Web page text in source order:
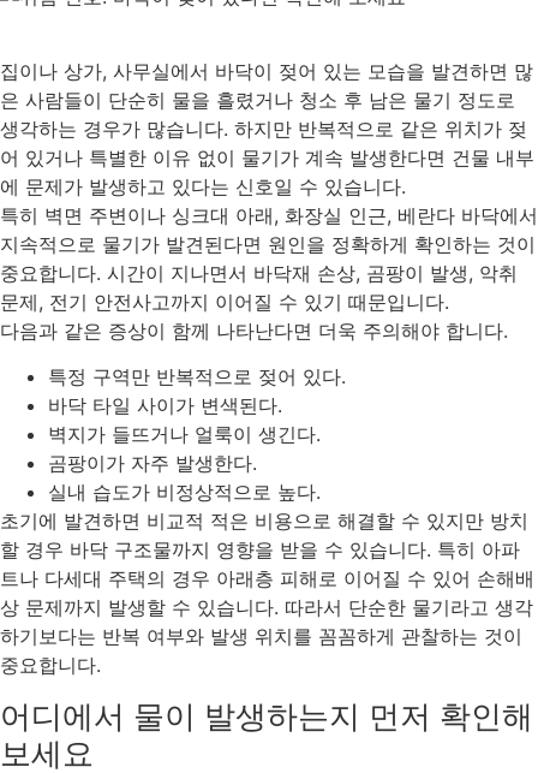
집이나 상가, 사무실에서 바닥이 젖어 있는 모습을 발견하면 많
은 사람들이 단순히 물을 흘렸거나 청소 후 남은 물기 정도로
생각하는 경우가 많습니다. 하지만 반복적으로 같은 위치가 젖
어 있거나 특별한 이유 없이 물기가 계속 발생한다면 건물 내부
에 문제가 발생하고 있다는 신호일 수 있습니다.
특히 벽면 주변이나 싱크대 아래, 화장실 인근, 베란다 바닥에서
지속적으로 물기가 발견된다면 원인을 정확하게 확인하는 것이
중요합니다. 시간이 지나면서 바닥재 손상, 곰팡이 발생, 악취
문제, 전기 안전사고까지 이어질 수 있기 때문입니다.
다음과 같은 증상이 함께 나타난다면 더욱 주의해야 합니다.
특정 구역만 반복적으로 젖어 있다.
바닥 타일 사이가 변색된다.
벽지가 들뜨거나 얼룩이 생긴다.
곰팡이가 자주 발생한다.
실내 습도가 비정상적으로 높다.
초기에 발견하면 비교적 적은 비용으로 해결할 수 있지만 방치
할 경우 바닥 구조물까지 영향을 받을 수 있습니다. 특히 아파
트나 다세대 주택의 경우 아래층 피해로 이어질 수 있어 손해배
상 문제까지 발생할 수 있습니다. 따라서 단순한 물기라고 생각
하기보다는 반복 여부와 발생 위치를 꼼꼼하게 관찰하는 것이
중요합니다.
어디에서 물이 발생하는지 먼저 확인해
보세요